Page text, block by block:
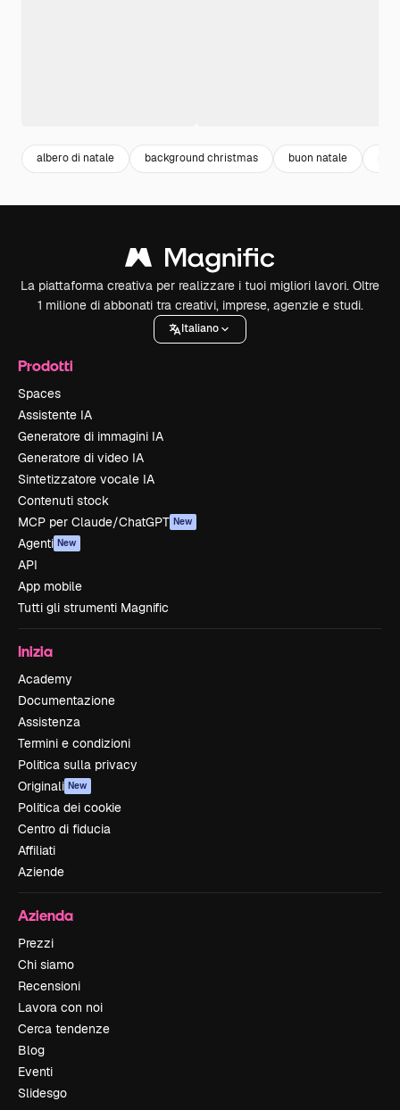
albero di natale background christmas buon natale
La piattaforma creativa per realizzare i tuoi migliori lavori. Oltre
1 milione di abbonati tra creativi, imprese, agenzie e studi.
Italiano
Prodotti
Spaces
Assistente IA
Generatore di immagini IA
Generatore di video IA
Sintetizzatore vocale IA
Contenuti stock
MCP per Claude/ChatGPT New
Agenti New
API
App mobile
Tutti gli strumenti Magnific
Inizia
Academy
Documentazione
Assistenza
Termini e condizioni
Politica sulla privacy
Originali New
Politica dei cookie
Centro di fiducia
Affiliati
Aziende
Azienda
Prezzi
Chi siamo
Recensioni
Lavora con noi
Cerca tendenze
Blog
Eventi
Slidesgo